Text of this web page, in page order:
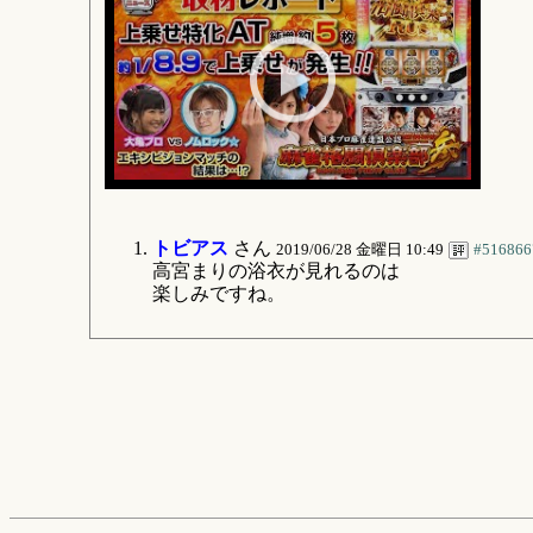
トビアス さん 2019/06/28 金曜日 10:49
高宮まりの浴衣が見れるのは
楽しみですね。